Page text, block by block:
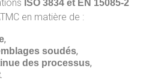
ISO 3834 et EN 15085-2
en matière de :
,
soudés,
des processus,
.